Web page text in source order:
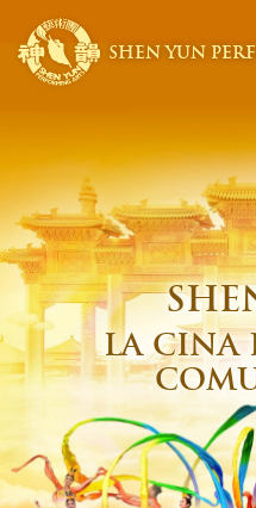
SHEN YUN
LA CINA